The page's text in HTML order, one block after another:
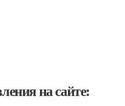
на сайте: